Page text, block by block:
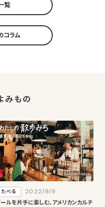
覧
コラム
みもの
たべる
2022/9/9
ールを片手に楽しむ、アメリカンカルチ